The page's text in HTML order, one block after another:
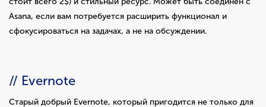
Asana, если вам потребуется расширить функционал и
сфокусироваться на задачах, а не на обсуждении.
// Evernote
Cтарый добрый Evernote, который пригодится не только для